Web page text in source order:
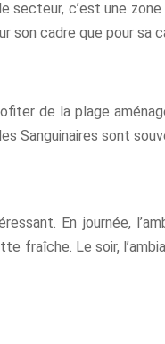
secteur, c’est une
son cadre que pour sa
de la plage
Sanguinaires sont
En journée,
fraîche. Le soir,